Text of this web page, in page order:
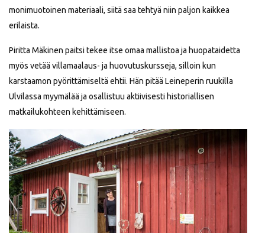
monimuotoinen materiaali, siitä saa tehtyä niin paljon kaikkea
erilaista.
Piritta Mäkinen paitsi tekee itse omaa mallistoa ja huopataidetta
myös vetää villamaalaus- ja huovutuskursseja, silloin kun
karstaamon pyörittämiseltä ehtii. Hän pitää Leineperin ruukilla
Ulvilassa myymälää ja osallistuu aktiivisesti historiallisen
matkailukohteen kehittämiseen.